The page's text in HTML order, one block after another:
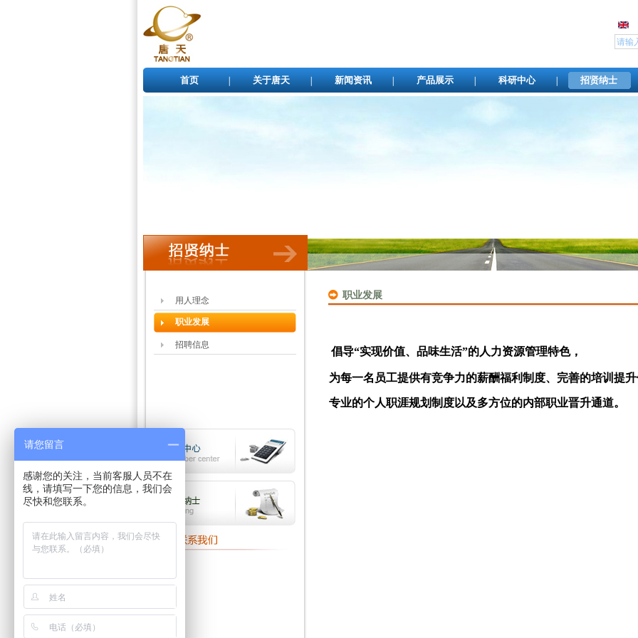
首页 关于唐天 新闻资讯 产品展示 科研中心 招贤纳士
用人理念
职业发展
招聘信息
职业发展
倡导“实现价值、品味生活”的人力资源管理特色，
为每一名员工提供有竞争力的薪酬福利制度、完善的培训提
专业的个人职涯规划制度以及多方位的内部职业晋升通道。
请您留言
感谢您的关注，当前客服人员不在
线，请填写一下您的信息，我们会
尽快和您联系。